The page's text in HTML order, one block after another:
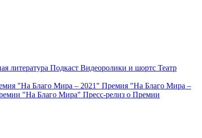
литература Подкаст Видеоролики и шортс Театр
"На Благо Мира – 2021" Премия "На Благо Мира –
"На Благо Мира" Пресс-релиз о Премии